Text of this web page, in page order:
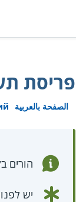
פריסת
الصفحة بالعربية
הורים
יש